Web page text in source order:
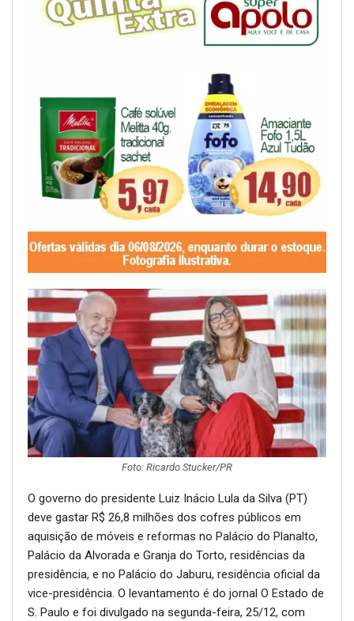
Foto: Ricardo Stucker/PR
O governo do presidente Luiz Inácio Lula da Silva (PT)
deve gastar R$ 26,8 milhões dos cofres públicos em
aquisição de móveis e reformas no Palácio do Planalto,
Palácio da Alvorada e Granja do Torto, residências da
presidência, e no Palácio do Jaburu, residência oficial da
vice-presidência. O levantamento é do jornal O Estado de
S. Paulo e foi divulgado na segunda-feira, 25/12, com